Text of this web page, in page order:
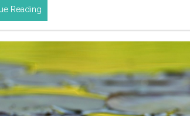
Reading